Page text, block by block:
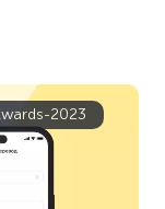
2023